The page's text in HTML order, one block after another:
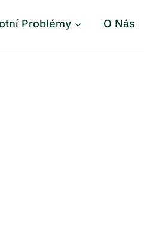
Problémy O Nás